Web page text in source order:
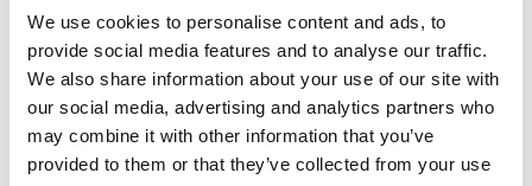
We use cookies to personalise content and ads, to
provide social media features and to analyse our traffic.
We also share information about your use of our site with
our social media, advertising and analytics partners who
may combine it with other information that you’ve
provided to them or that they’ve collected from your use
изменения, раскрытия или уничтожения.
Обмен данными Мы можем передавать
ваши персональные данные сторонним
поставщикам услуг, партнерам или
органам власти в соответствии с GDPR. Мы